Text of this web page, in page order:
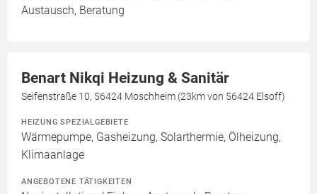
Austausch, Beratung
Benart Nikqi Heizung & Sanitär
Seifenstraße 10, 56424 Moschheim (23km von 56424 Elsoff)
HEIZUNG SPEZIALGEBIETE
Wärmepumpe, Gasheizung, Solarthermie, Ölheizung,
Klimaanlage
ANGEBOTENE TÄTIGKEITEN